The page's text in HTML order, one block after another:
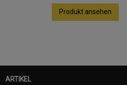
Produkt ansehen
ARTIKEL